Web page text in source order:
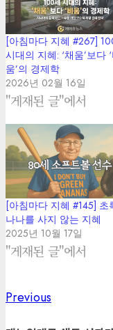
[아침마다 지혜 #267]
시대의 지혜: ‘채움’보다
움’의 경제학
2026년 02월 16일
"게재된 글"에서
[아침마다 지혜 #145] 초
나나를 사지 않는 지혜
2025년 10월 17일
"게재된 글"에서
Post
Previous